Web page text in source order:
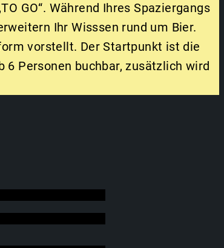
GO“. Während Ihres Spaziergangs
Ihr Wisssen rund um Bier.
vorstellt. Der Startpunkt ist die
6 Personen buchbar, zusätzlich wird